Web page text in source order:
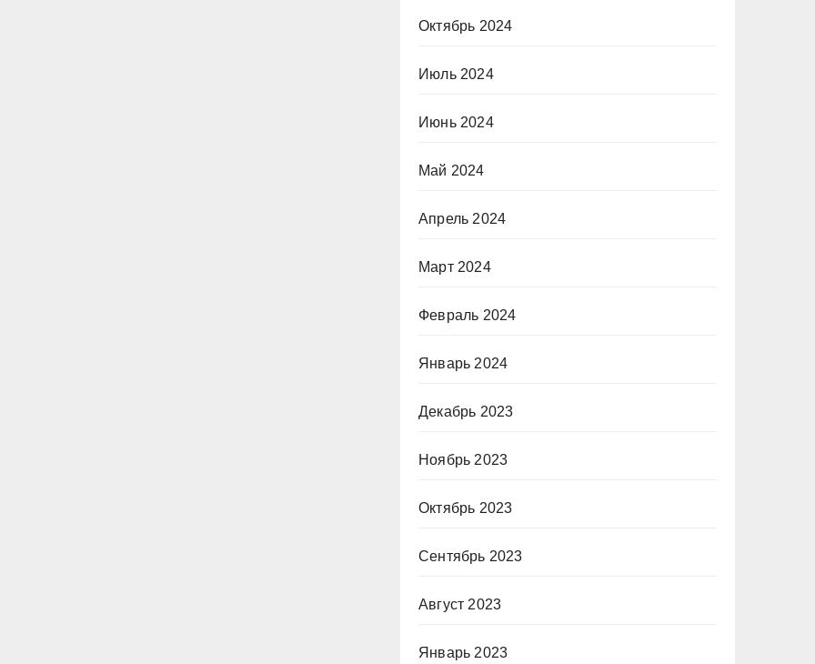
Октябрь 2024
Июль 2024
Июнь 2024
Май 2024
Апрель 2024
Март 2024
Февраль 2024
Январь 2024
Декабрь 2023
Ноябрь 2023
Октябрь 2023
Сентябрь 2023
Август 2023
Январь 2023